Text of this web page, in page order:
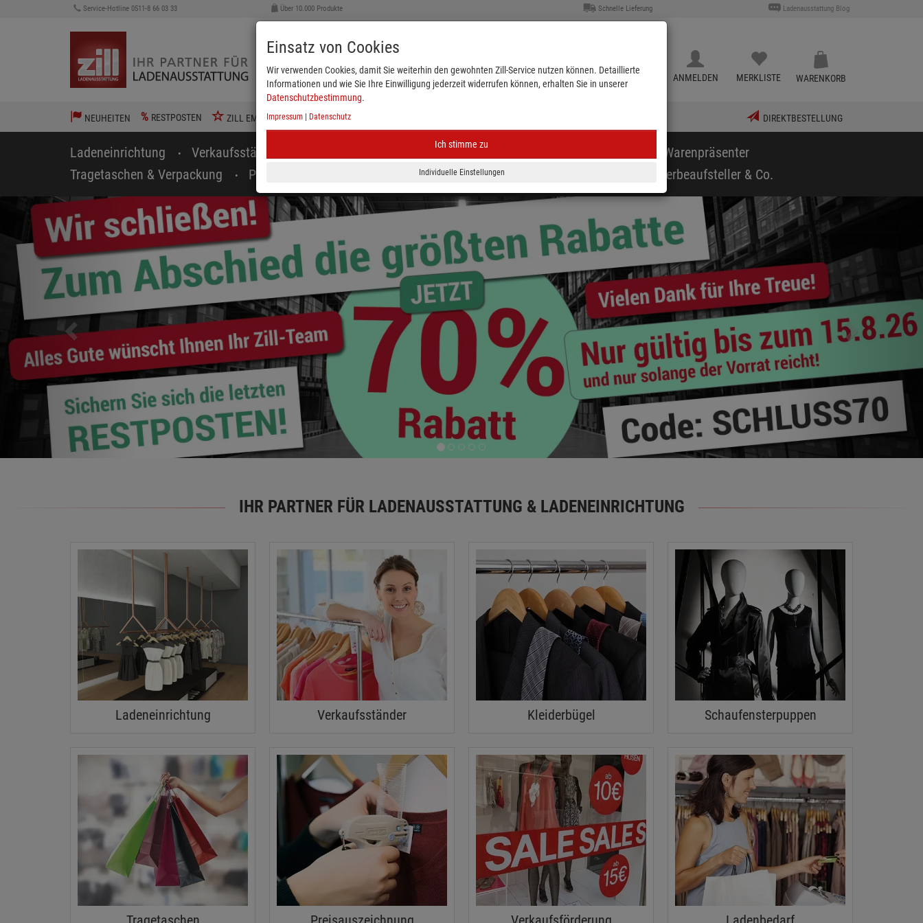
Service-Hotline 0511-8 66 03 33 Über 10.000 Produkte Schnelle Lieferung Ladenausstattung Blog
ANMELDEN MERKLISTE WARENKORB
NEUHEITEN % RESTPOSTEN ZILL EMPFIEHLT DIREKTBESTELLUNG
Ladeneinrichtung Verkaufsständer Kleiderbügel & Größenkennzeichnung
Schaufensterpuppen & Warenpräsenter
Tragetaschen & Verpackung
Preisauszeichnung Plakate & Verkaufsförderung
Werbeaufsteller & Co.
zurück
IHR PARTNER FÜR LADENAUSSTATTUNG & LADENEINRICHTUNG
Ladeneinrichtung Verkaufsständer Kleiderbügel Schaufensterpuppen
Einsatz von Cookies
Wir verwenden Cookies, damit Sie weiterhin den gewohnten Zill-Service nutzen können. Detaillierte
Informationen und wie Sie Ihre Einwilligung jederzeit widerrufen können, erhalten Sie in unserer
Datenschutzbestimmung.
Impressum Datenschutz
Ich stimme zu